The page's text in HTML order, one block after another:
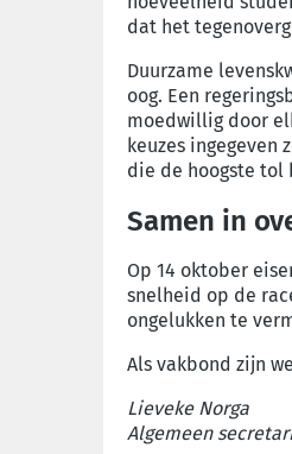
dat het
Duurzame
oog. Een
moedwillig door
keuzes
die de hoogste
Samen in
Op 14 oktober
snelheid op de
ongelukken te
Als vakbond zijn
Lieveke Norga
Algemeen